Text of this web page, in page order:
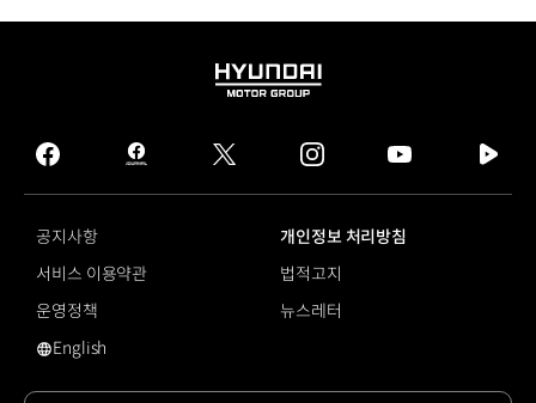
HYUNDAI
GROUP
facebook
hmg
journal
twitter instagram
tv
공지사항
개인정보 처리방침
서비스 이용약관
법적고지
운영정책
뉴스레터
영문 사이트로 이동
English